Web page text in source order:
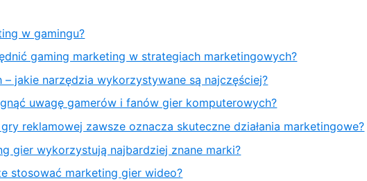
w gamingu?
gaming marketing w strategiach marketingowych?
– jakie narzędzia wykorzystywane są najczęściej?
uwagę gamerów i fanów gier komputerowych?
reklamowej zawsze oznacza skuteczne działania marketingowe?
gier wykorzystują najbardziej znane marki?
stosować marketing gier wideo?